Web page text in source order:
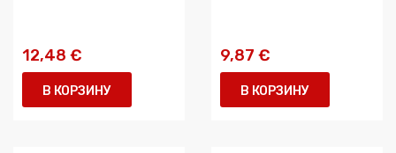
12,48 €
В КОРЗИНУ
9,87 €
В КОРЗИНУ